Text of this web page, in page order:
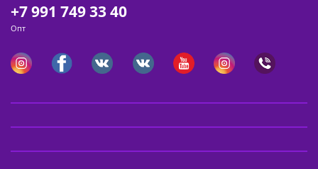
+7 991 749 33 40
Опт